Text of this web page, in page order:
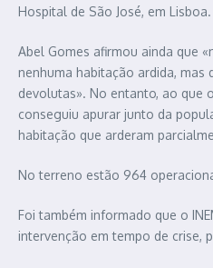
Hospital de São José, em Lisboa.
Abel Gomes afirmou ainda que
nenhuma habitação ardida, mas
devolutas». No entanto, ao que
conseguiu apurar junto da
habitação que arderam
No terreno estão 964
Foi também informado que o
intervenção em tempo de crise,